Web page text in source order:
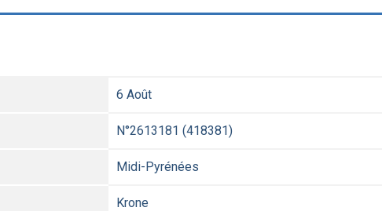
6 Août
N°2613181 (418381)
Midi-Pyrénées
Krone